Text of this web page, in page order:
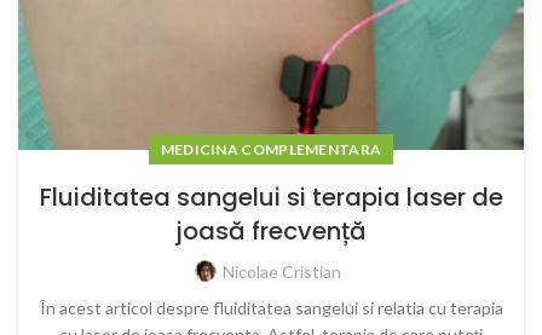
MEDICINA COMPLEMENTARA
Fluiditatea sangelui si terapia laser de
joasă frecvență
Nicolae Cristian
În acest articol despre fluiditatea sangelui si relatia cu terapia